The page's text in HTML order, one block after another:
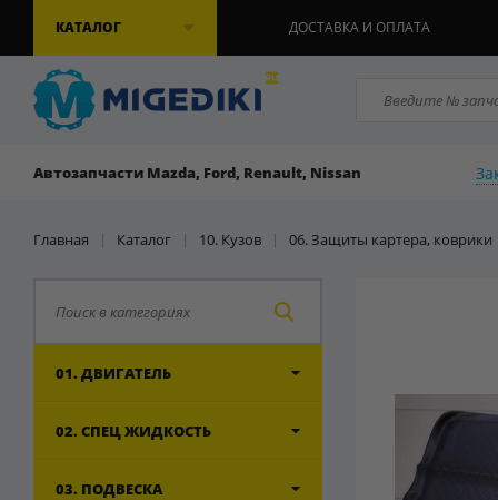
КАТАЛОГ ДОСТАВКА И ОПЛАТА
Автозапчасти Mazda, Ford, Renault, Nissan
Главная | Каталог | 10. Кузов | 06. Защиты картера, коврики
01. ДВИГАТЕЛЬ
02. СПЕЦ ЖИДКОСТЬ
03. ПОДВЕСКА